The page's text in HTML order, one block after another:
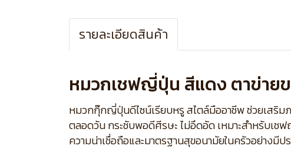
รายละเอียดสินค้า
หมวกเชฟญี่ปุ่น สีแดง ตาข่าย
หมวกกุ๊กญี่ปุ่นดีไซน์เรียบหรู สไตล์มืออาชีพ ช่วยเสริม
ตลอดวัน กระชับพอดีศีรษะ ไม่อึดอัด เหมาะสำหรับเช
ความน่าเชื่อถือและมาตรฐานสุขอนามัยในครัวอย่างมีป